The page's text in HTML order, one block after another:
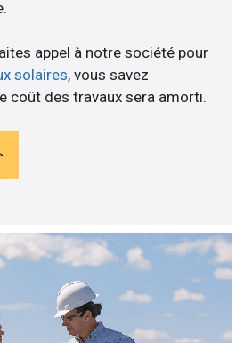
appel à notre société pour
solaires, vous savez
coût des travaux sera amorti.